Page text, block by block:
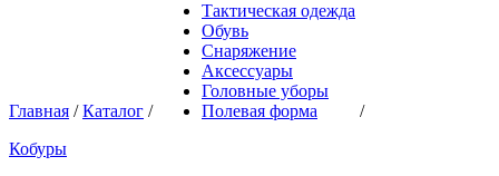
Главная /Каталог /
Тактическая одежда
Обувь
Снаряжение
Аксессуары
Головные уборы
Полевая форма
/
Кобуры